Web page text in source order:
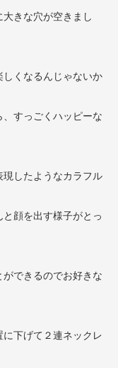
きな穴が空きまし
くなるんじゃないか
すっごくハッピーな
したようなカラフル
顔を出す様子がとっ
できるのでお好きな
下げて２連ネックレ